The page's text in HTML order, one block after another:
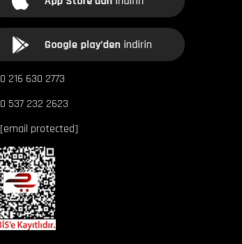
0 216 630 2773
0 537 232 2623
[email protected]